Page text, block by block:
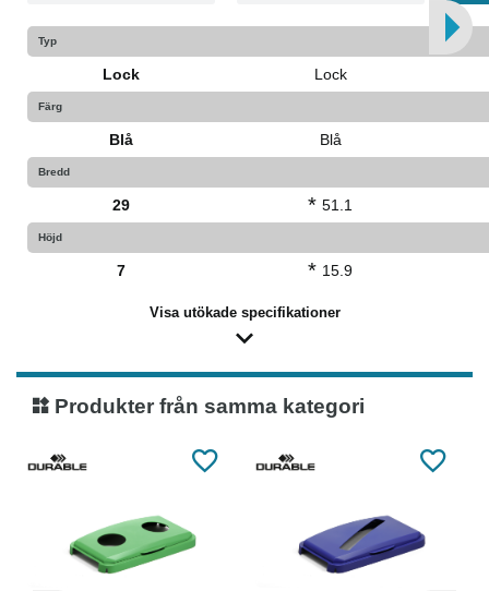
Typ
Lock Lock
Färg
Blå Blå
Bredd
29 * 51.1
Höjd
7 * 15.9
Visa utökade specifikationer
Produkter från samma kategori